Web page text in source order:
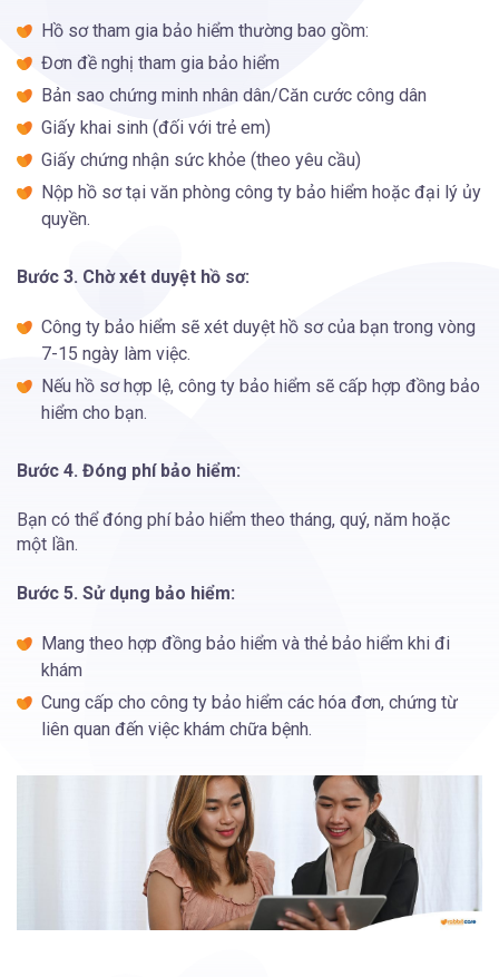
Hồ sơ tham gia bảo hiểm thường bao gồm:
Đơn đề nghị tham gia bảo hiểm
Bản sao chứng minh nhân dân/Căn cước công dân
Giấy khai sinh (đối với trẻ em)
Giấy chứng nhận sức khỏe (theo yêu cầu)
Nộp hồ sơ tại văn phòng công ty bảo hiểm hoặc đại lý ủy
quyền.
Bước 3. Chờ xét duyệt hồ sơ:
Công ty bảo hiểm sẽ xét duyệt hồ sơ của bạn trong vòng
7-15 ngày làm việc.
Nếu hồ sơ hợp lệ, công ty bảo hiểm sẽ cấp hợp đồng bảo
hiểm cho bạn.
Bước 4. Đóng phí bảo hiểm:
Bạn có thể đóng phí bảo hiểm theo tháng, quý, năm hoặc
một lần.
Bước 5. Sử dụng bảo hiểm:
Mang theo hợp đồng bảo hiểm và thẻ bảo hiểm khi đi
khám
Cung cấp cho công ty bảo hiểm các hóa đơn, chứng từ
liên quan đến việc khám chữa bệnh.